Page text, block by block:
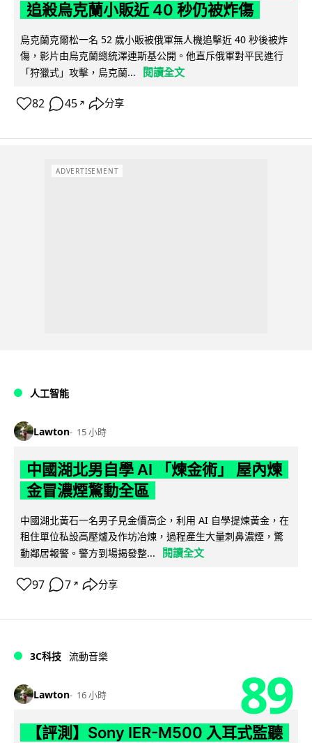
追殺烏克蘭小販近 40 秒仍被炸傷
烏克蘭克爾松一名 52 歲小販被俄軍無人機追擊近 40 秒後被炸
傷，影片由烏克蘭總統澤連斯基公開。他直斥俄軍對平民進行
「狩獵式」攻擊，烏克蘭...
閱讀全文
82 45 ↗ 分享
ADVERTISEMENT
人工智能
Lawton 15 小時
中國湖北男自學 AI 「煉金術」 屋內煉
金冒濃煙驚動全區
中國湖北黃石一名男子見金價高企，利用 AI 自學提煉黃金，在
租住單位私設高壓爐及作坊冶煉，過程產生大量刺鼻濃煙，驚
動鄰居報警。警方到場揭發整...
閱讀全文
97 7 ↗ 分享
3C科技 流動音樂
Lawton 16 小時 89
【評測】Sony IER-M500 入耳式監聽